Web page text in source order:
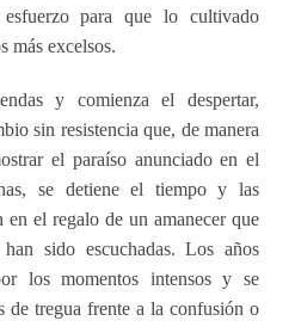
para que lo cultivado
más excelsos.
y comienza el despertar,
sin resistencia que, de manera
el paraíso anunciado en el
se detiene el tiempo y las
en el regalo de un amanecer que
sido escuchadas. Los años
los momentos intensos y se
de tregua frente a la confusión o